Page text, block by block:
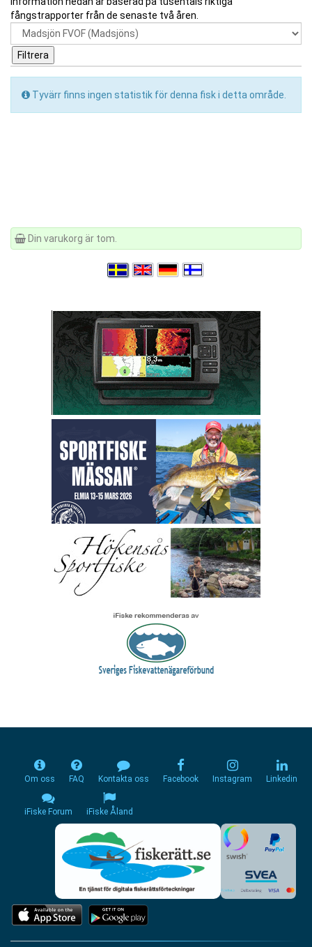
fångstrapporter från de senaste två åren.
Tyvärr finns ingen statistik för denna fisk i detta område.
Din varukorg är tom.
Om oss FAQ Kontakta oss Facebook Instagram Linkedin
iFiske Forum iFiske Åland